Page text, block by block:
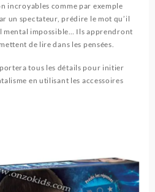
incroyables comme par exemple
un spectateur, prédire le mot qu’il
mental impossible… Ils apprendront
de lire dans les pensées.
tous les détails pour initier
en utilisant les accessoires